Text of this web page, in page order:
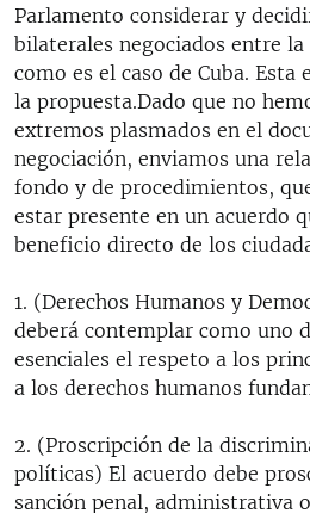
Parlamento considerar y
bilaterales negociados entre la
como es el caso de Cuba.
la propuesta.Dado que no
extremos plasmados en el
negociación, enviamos una
fondo y de procedimientos,
estar presente en un acuerdo
beneficio directo de los
1. (Derechos Humanos y
deberá contemplar como uno
esenciales el respeto a los
a los derechos humanos
2. (Proscripción de la
políticas) El acuerdo debe
sanción penal, administrativa